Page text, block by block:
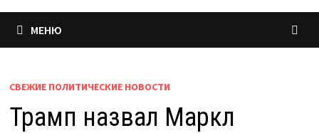
МЕНЮ
СВЕЖИЕ ПОЛИТИЧЕСКИЕ НОВОСТИ
Трамп назвал Маркл